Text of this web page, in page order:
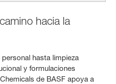
hacia la
hasta limpieza
y formulaciones
de BASF apoya a